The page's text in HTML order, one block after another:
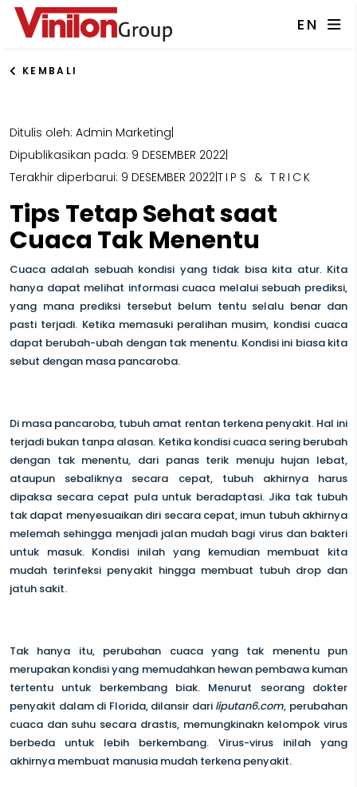
EN
KEMBALI
Ditulis oleh: Admin Marketing
Dipublikasikan pada: 9 DESEMBER 2022
Terakhir diperbarui: 9 DESEMBER 2022TIPS & TRICK
Tips Tetap Sehat saat
Cuaca Tak Menentu
Cuaca adalah sebuah kondisi yang tidak bisa kita atur. Kita
hanya dapat melihat informasi cuaca melalui sebuah prediksi,
yang mana prediksi tersebut belum tentu selalu benar dan
pasti terjadi. Ketika memasuki peralihan musim, kondisi cuaca
dapat berubah-ubah dengan tak menentu. Kondisi ini biasa kita
sebut dengan masa pancaroba.
Di masa pancaroba, tubuh amat rentan terkena penyakit. Hal ini
terjadi bukan tanpa alasan. Ketika kondisi cuaca sering berubah
dengan tak menentu, dari panas terik menuju hujan lebat,
ataupun sebaliknya secara cepat, tubuh akhirnya harus
dipaksa secara cepat pula untuk beradaptasi. Jika tak tubuh
tak dapat menyesuaikan diri secara cepat, imun tubuh akhirnya
melemah sehingga menjadi jalan mudah bagi virus dan bakteri
untuk masuk. Kondisi inilah yang kemudian membuat kita
mudah terinfeksi penyakit hingga membuat tubuh drop dan
jatuh sakit.
Tak hanya itu, perubahan cuaca yang tak menentu pun
merupakan kondisi yang memudahkan hewan pembawa kuman
tertentu untuk berkembang biak. Menurut seorang dokter
penyakit dalam di Florida, dilansir dari liputan6.com, perubahan
cuaca dan suhu secara drastis, memungkinakn kelompok virus
berbeda untuk lebih berkembang. Virus-virus inilah yang
akhirnya membuat manusia mudah terkena penyakit.